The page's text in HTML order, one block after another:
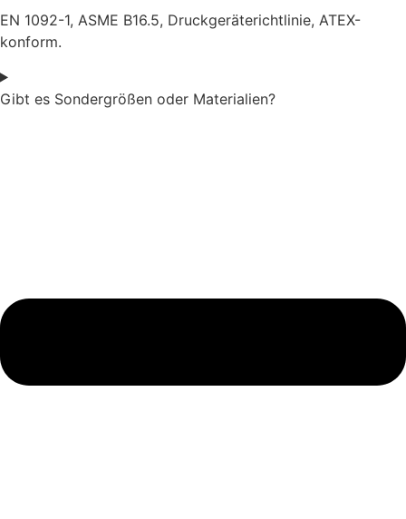
EN 1092-1, ASME B16.5, Druckgeräterichtlinie, ATEX-
konform.
Gibt es Sondergrößen oder Materialien?